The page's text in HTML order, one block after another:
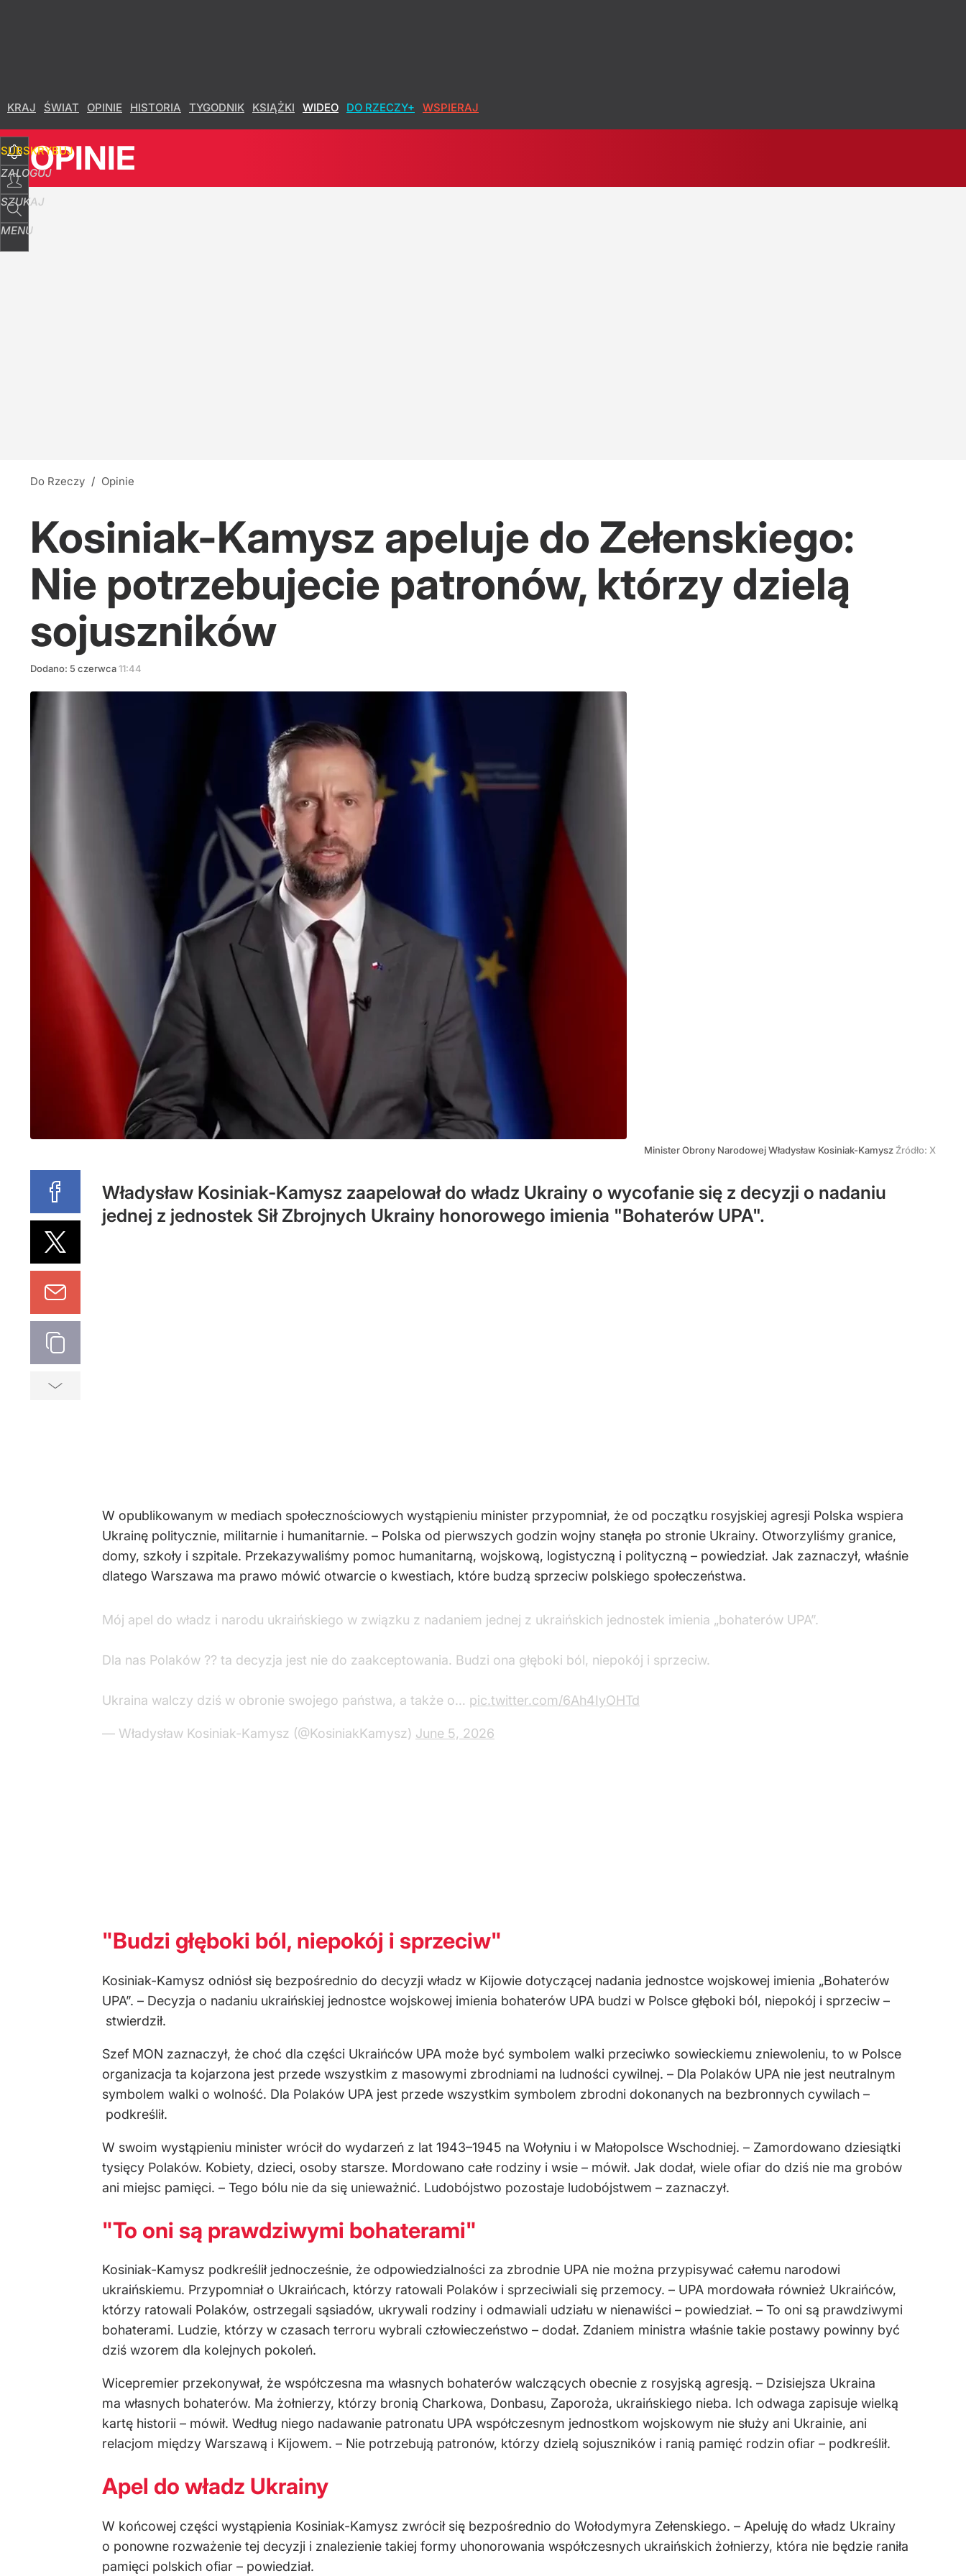
KRAJ ŚWIAT OPINIE HISTORIA TYGODNIK KSIĄŻKI WIDEO DO RZECZY+ WSPIERAJ
SUBSKRYBUJ
ZALOGUJ
SZUKAJ
MENU
OPINIE
Do Rzeczy / Opinie
Kosiniak-Kamysz apeluje do Zełenskiego:
Nie potrzebujecie patronów, którzy dzielą
sojuszników
Dodano: 5 czerwca11:44
Minister Obrony Narodowej Władysław Kosiniak-Kamysz Źródło: X
Władysław Kosiniak-Kamysz zaapelował do władz Ukrainy o wycofanie się z decyzji o nadaniu
jednej z jednostek Sił Zbrojnych Ukrainy honorowego imienia "Bohaterów UPA".
W opublikowanym w mediach społecznościowych wystąpieniu minister przypomniał, że od początku rosyjskiej agresji Polska wspiera
Ukrainę politycznie, militarnie i humanitarnie. – Polska od pierwszych godzin wojny stanęła po stronie Ukrainy. Otworzyliśmy granice,
domy, szkoły i szpitale. Przekazywaliśmy pomoc humanitarną, wojskową, logistyczną i polityczną – powiedział. Jak zaznaczył, właśnie
dlatego Warszawa ma prawo mówić otwarcie o kwestiach, które budzą sprzeciw polskiego społeczeństwa.
Mój apel do władz i narodu ukraińskiego w związku z nadaniem jednej z ukraińskich jednostek imienia „bohaterów UPA”.
Dla nas Polaków ?? ta decyzja jest nie do zaakceptowania. Budzi ona głęboki ból, niepokój i sprzeciw.
Ukraina walczy dziś w obronie swojego państwa, a także o… pic.twitter.com/6Ah4IyOHTd
— Władysław Kosiniak-Kamysz (@KosiniakKamysz) June 5, 2026
"Budzi głęboki ból, niepokój i sprzeciw"
Kosiniak-Kamysz odniósł się bezpośrednio do decyzji władz w Kijowie dotyczącej nadania jednostce wojskowej imienia „Bohaterów
UPA”. – Decyzja o nadaniu ukraińskiej jednostce wojskowej imienia bohaterów UPA budzi w Polsce głęboki ból, niepokój i sprzeciw –
stwierdził.
Szef MON zaznaczył, że choć dla części Ukraińców UPA może być symbolem walki przeciwko sowieckiemu zniewoleniu, to w Polsce
organizacja ta kojarzona jest przede wszystkim z masowymi zbrodniami na ludności cywilnej. – Dla Polaków UPA nie jest neutralnym
symbolem walki o wolność. Dla Polaków UPA jest przede wszystkim symbolem zbrodni dokonanych na bezbronnych cywilach –
podkreślił.
W swoim wystąpieniu minister wrócił do wydarzeń z lat 1943–1945 na Wołyniu i w Małopolsce Wschodniej. – Zamordowano dziesiątki
tysięcy Polaków. Kobiety, dzieci, osoby starsze. Mordowano całe rodziny i wsie – mówił. Jak dodał, wiele ofiar do dziś nie ma grobów
ani miejsc pamięci. – Tego bólu nie da się unieważnić. Ludobójstwo pozostaje ludobójstwem – zaznaczył.
"To oni są prawdziwymi bohaterami"
Kosiniak-Kamysz podkreślił jednocześnie, że odpowiedzialności za zbrodnie UPA nie można przypisywać całemu narodowi
ukraińskiemu. Przypomniał o Ukraińcach, którzy ratowali Polaków i sprzeciwiali się przemocy. – UPA mordowała również Ukraińców,
którzy ratowali Polaków, ostrzegali sąsiadów, ukrywali rodziny i odmawiali udziału w nienawiści – powiedział. – To oni są prawdziwymi
bohaterami. Ludzie, którzy w czasach terroru wybrali człowieczeństwo – dodał. Zdaniem ministra właśnie takie postawy powinny być
dziś wzorem dla kolejnych pokoleń.
Wicepremier przekonywał, że współczesna ma własnych bohaterów walczących obecnie z rosyjską agresją. – Dzisiejsza Ukraina
ma własnych bohaterów. Ma żołnierzy, którzy bronią Charkowa, Donbasu, Zaporoża, ukraińskiego nieba. Ich odwaga zapisuje wielką
kartę historii – mówił. Według niego nadawanie patronatu UPA współczesnym jednostkom wojskowym nie służy ani Ukrainie, ani
relacjom między Warszawą i Kijowem. – Nie potrzebują patronów, którzy dzielą sojuszników i ranią pamięć rodzin ofiar – podkreślił.
Apel do władz Ukrainy
W końcowej części wystąpienia Kosiniak-Kamysz zwrócił się bezpośrednio do Wołodymyra Zełenskiego. – Apeluję do władz Ukrainy
o ponowne rozważenie tej decyzji i znalezienie takiej formy uhonorowania współczesnych ukraińskich żołnierzy, która nie będzie raniła
pamięci polskich ofiar – powiedział.